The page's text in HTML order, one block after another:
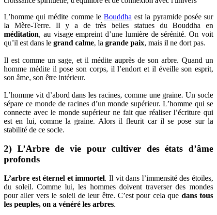
L’homme qui médite comme le Bouddha est la pyramide posée sur
la Mère-Terre. Il y a de très belles statues du Bouddha en
méditation, au visage empreint d’une lumière de sérénité. On voit
qu’il est dans le grand calme, la grande paix, mais il ne dort pas.
Il est comme un sage, et il médite auprès de son arbre. Quand un
homme médite il pose son corps, il l’endort et il éveille son esprit,
son âme, son être intérieur.
L’homme vit d’abord dans les racines, comme une graine. Un socle
sépare ce monde de racines d’un monde supérieur. L’homme qui se
connecte avec le monde supérieur ne fait que réaliser l’écriture qui
est en lui, comme la graine. Alors il fleurit car il se pose sur la
stabilité de ce socle.
2) L’Arbre de vie pour cultiver des états d’âme
profonds
L’arbre est éternel et immortel. Il vit dans l’immensité des étoiles,
du soleil. Comme lui, les hommes doivent traverser des mondes
pour aller vers le soleil de leur être. C’est pour cela que dans tous
les peuples, on a vénéré les arbres.